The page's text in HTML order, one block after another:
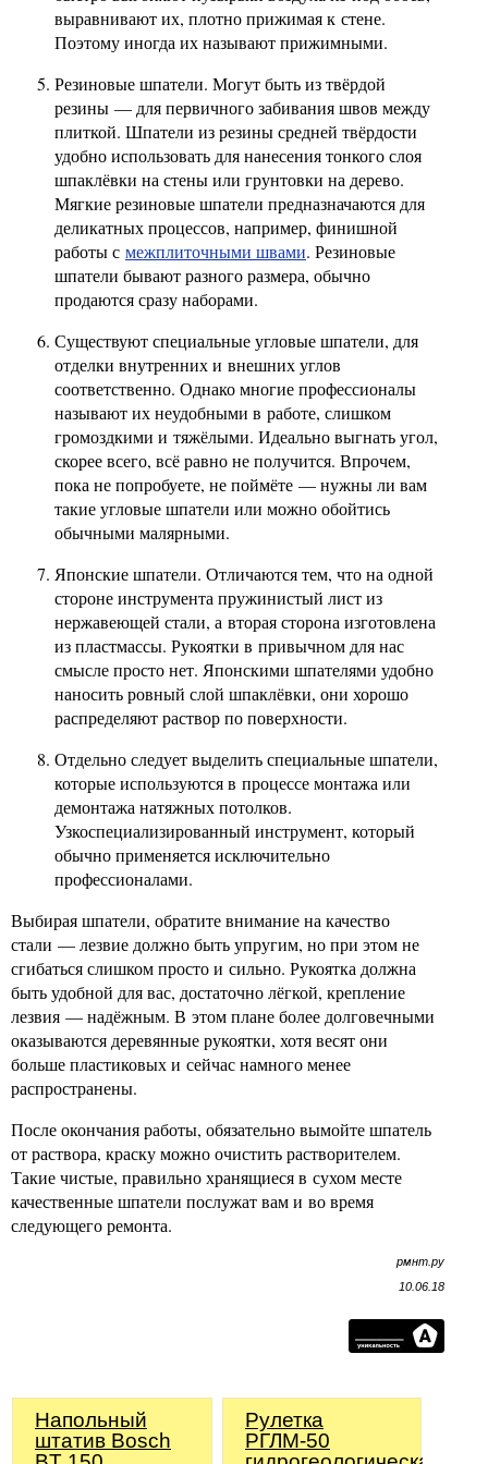
выравнивают их, плотно прижимая к стене.
Поэтому иногда их называют прижимными.
Резиновые шпатели. Могут быть из твёрдой
резины — для первичного забивания швов между
плиткой. Шпатели из резины средней твёрдости
удобно использовать для нанесения тонкого слоя
шпаклёвки на стены или грунтовки на дерево.
Мягкие резиновые шпатели предназначаются для
деликатных процессов, например, финишной
работы с межплиточными швами. Резиновые
шпатели бывают разного размера, обычно
продаются сразу наборами.
Существуют специальные угловые шпатели, для
отделки внутренних и внешних углов
соответственно. Однако многие профессионалы
называют их неудобными в работе, слишком
громоздкими и тяжёлыми. Идеально выгнать угол,
скорее всего, всё равно не получится. Впрочем,
пока не попробуете, не поймёте — нужны ли вам
такие угловые шпатели или можно обойтись
обычными малярными.
Японские шпатели. Отличаются тем, что на одной
стороне инструмента пружинистый лист из
нержавеющей стали, а вторая сторона изготовлена
из пластмассы. Рукоятки в привычном для нас
смысле просто нет. Японскими шпателями удобно
наносить ровный слой шпаклёвки, они хорошо
распределяют раствор по поверхности.
Отдельно следует выделить специальные шпатели,
которые используются в процессе монтажа или
демонтажа натяжных потолков.
Узкоспециализированный инструмент, который
обычно применяется исключительно
профессионалами.
Выбирая шпатели, обратите внимание на качество
стали — лезвие должно быть упругим, но при этом не
сгибаться слишком просто и сильно. Рукоятка должна
быть удобной для вас, достаточно лёгкой, крепление
лезвия — надёжным. В этом плане более долговечными
оказываются деревянные рукоятки, хотя весят они
больше пластиковых и сейчас намного менее
распространены.
После окончания работы, обязательно вымойте шпатель
от раствора, краску можно очистить растворителем.
Такие чистые, правильно хранящиеся в сухом месте
качественные шпатели послужат вам и во время
следующего ремонта.
рмнт.ру
10.06.18
Напольный
штатив Bosch
Рулетка
РГЛМ-50